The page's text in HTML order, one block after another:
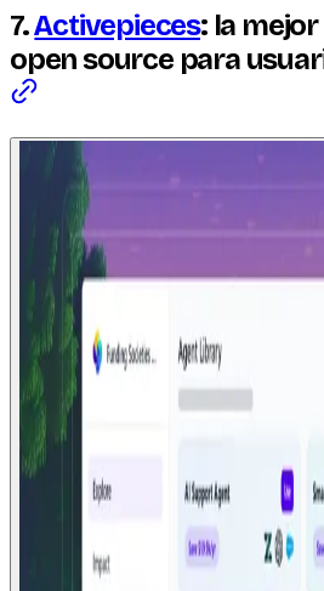
7.Activepieces: la
open source para